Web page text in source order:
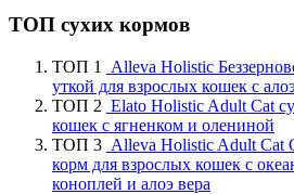
ТОП сухих кормов
ТОП 1
Alleva Holistic
уткой для взрослых кошек с
ТОП 2 Elato Holistic Adult Cat
кошек с ягненком и олениной
ТОП 3 Alleva Holistic Adult Cat
корм для взрослых кошек с
коноплей и алоэ вера